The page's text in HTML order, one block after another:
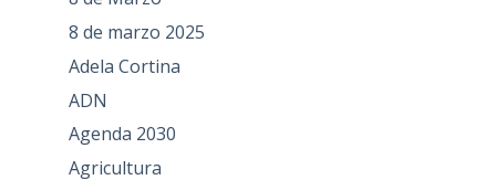
8 de marzo 2025
Adela Cortina
ADN
Agenda 2030
Agricultura